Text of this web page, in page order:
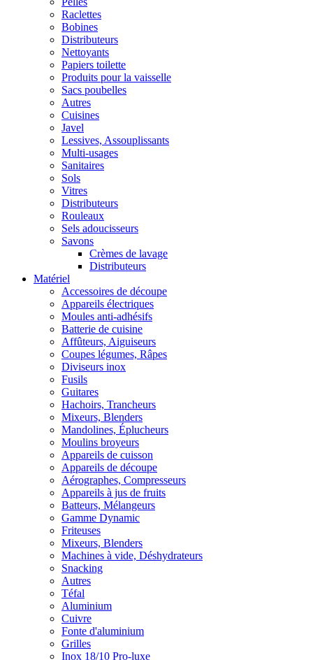
Raclettes
Bobines
Distributeurs
Nettoyants
Papiers toilette
Produits pour la vaisselle
Sacs poubelles
Autres
Cuisines
Javel
Lessives, Assouplissants
Multi-usages
Sanitaires
Sols
Vitres
Distributeurs
Rouleaux
Sels adoucisseurs
Savons
Crèmes de lavage
Distributeurs
Matériel
Accessoires de découpe
Appareils électriques
Moules anti-adhésifs
Batterie de cuisine
Affûteurs, Aiguiseurs
Coupes légumes, Râpes
Diviseurs inox
Fusils
Guitares
Hachoirs, Trancheurs
Mixeurs, Blenders
Mandolines, Éplucheurs
Moulins broyeurs
Appareils de cuisson
Appareils de découpe
Aérographes, Compresseurs
Appareils à jus de fruits
Batteurs, Mélangeurs
Gamme Dynamic
Friteuses
Mixeurs, Blenders
Machines à vide, Déshydrateurs
Snacking
Autres
Téfal
Aluminium
Cuivre
Fonte d'aluminium
Grilles
Inox 18/10 Pro-luxe